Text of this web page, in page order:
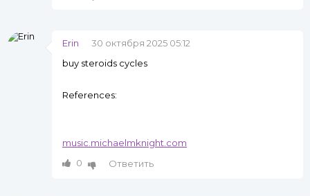
Erin
30 октября 2025 05:12
buy steroids cycles
References:
music.michaelmknight.com
0
Ответить